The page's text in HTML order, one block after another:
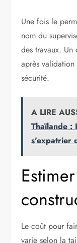
Une fois le
nom du
des travaux.
après
sécurité.
A LIRE
Thaïlande :
s'expatrier
Le coût pour
varie selon la